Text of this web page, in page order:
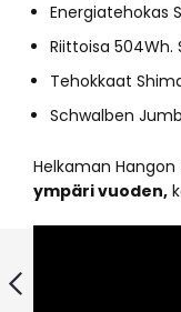
Energiatehokas
Riittoisa 504Wh.
Tehokkaat
Schwalben
Helkaman
ympäri vuoden,